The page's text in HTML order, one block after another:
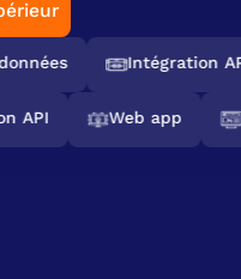
Intégration
API Web app